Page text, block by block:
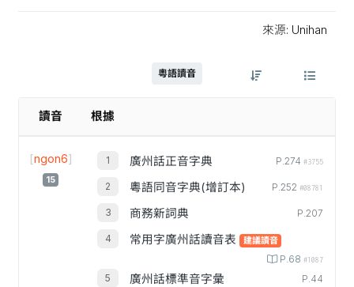
來源: Unihan
粵語讀音
讀音 根據
[ngon6]
15
廣州話正音字典 P.274 #3755
粵語同音字典(增訂本) P.252 #08781
商務新詞典 P.207
常用字廣州話讀音表 建議讀音
P.68 #1087
廣州話標準音字彙 P.44